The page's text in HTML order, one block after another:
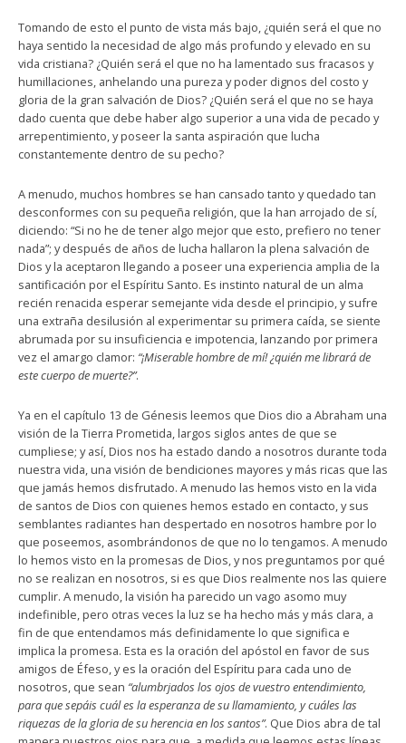
Tomando de esto el punto de vista más bajo, ¿quién será el que no
haya sentido la necesidad de algo más profundo y elevado en su
vida cristiana? ¿Quién será el que no ha lamentado sus fracasos y
humillaciones, anhelando una pureza y poder dignos del costo y
gloria de la gran salvación de Dios? ¿Quién será el que no se haya
dado cuenta que debe haber algo superior a una vida de pecado y
arrepentimiento, y poseer la santa aspiración que lucha
constantemente dentro de su pecho?
A menudo, muchos hombres se han cansado tanto y quedado tan
desconformes con su pequeña religión, que la han arrojado de sí,
diciendo: “Si no he de tener algo mejor que esto, prefiero no tener
nada”; y después de años de lucha hallaron la plena salvación de
Dios y la aceptaron llegando a poseer una experiencia amplia de la
santificación por el Espíritu Santo. Es instinto natural de un alma
recién renacida esperar semejante vida desde el principio, y sufre
una extraña desilusión al experimentar su primera caída, se siente
abrumada por su insuficiencia e impotencia, lanzando por primera
vez el amargo clamor: “¡Miserable hombre de mí! ¿quién me librará de
este cuerpo de muerte?”.
Ya en el capítulo 13 de Génesis leemos que Dios dio a Abraham una
visión de la Tierra Prometida, largos siglos antes de que se
cumpliese; y así, Dios nos ha estado dando a nosotros durante toda
nuestra vida, una visión de bendiciones mayores y más ricas que las
que jamás hemos disfrutado. A menudo las hemos visto en la vida
de santos de Dios con quienes hemos estado en contacto, y sus
semblantes radiantes han despertado en nosotros hambre por lo
que poseemos, asombrándonos de que no lo tengamos. A menudo
lo hemos visto en la promesas de Dios, y nos preguntamos por qué
no se realizan en nosotros, si es que Dios realmente nos las quiere
cumplir. A menudo, la visión ha parecido un vago asomo muy
indefinible, pero otras veces la luz se ha hecho más y más clara, a
fin de que entendamos más definidamente lo que significa e
implica la promesa. Esta es la oración del apóstol en favor de sus
amigos de Éfeso, y es la oración del Espíritu para cada uno de
nosotros, que sean “alumbrjados los ojos de vuestro entendimiento,
para que sepáis cuál es la esperanza de su llamamiento, y cuáles las
riquezas de la gloria de su herencia en los santos”. Que Dios abra de tal